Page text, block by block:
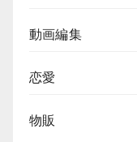
動画編集
恋愛
物販